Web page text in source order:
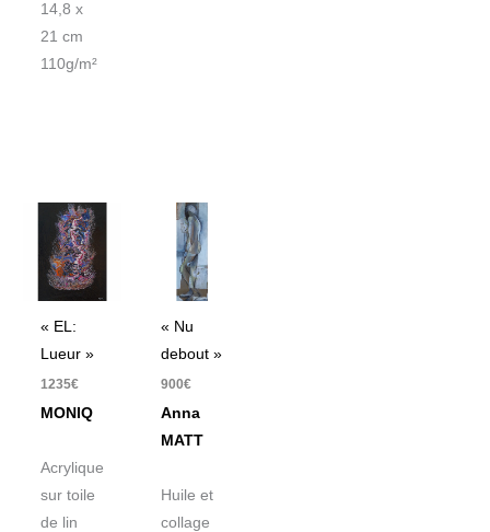
14,8 x
21 cm
110g/m²
« EL:
Lueur »
1235€
MONIQ
Acrylique
sur toile
de lin
« Nu
debout »
900€
Anna
MATT
Huile et
collage